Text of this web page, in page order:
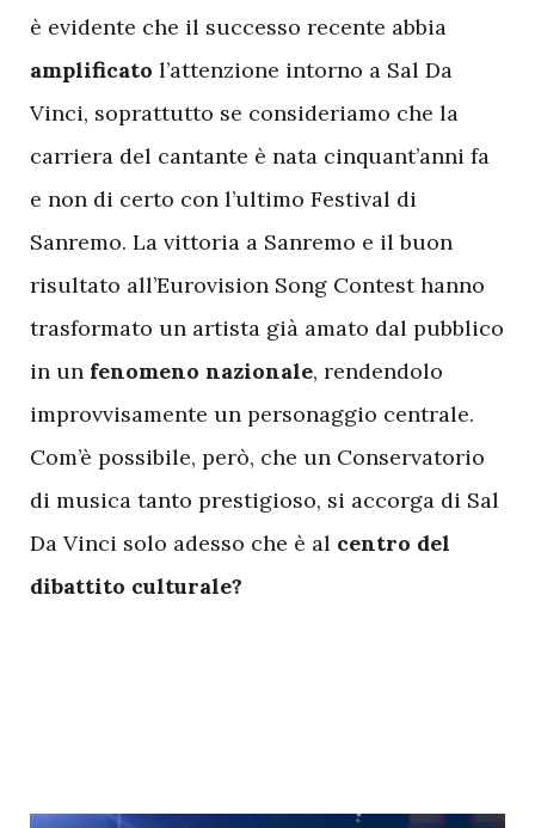
è evidente che il successo recente abbia
amplificato l’attenzione intorno a Sal Da
Vinci, soprattutto se consideriamo che la
carriera del cantante è nata cinquant’anni fa
e non di certo con l’ultimo Festival di
Sanremo. La vittoria a Sanremo e il buon
risultato all’Eurovision Song Contest hanno
trasformato un artista già amato dal pubblico
in un fenomeno nazionale, rendendolo
improvvisamente un personaggio centrale.
Com’è possibile, però, che un Conservatorio
di musica tanto prestigioso, si accorga di Sal
Da Vinci solo adesso che è al centro del
dibattito culturale?